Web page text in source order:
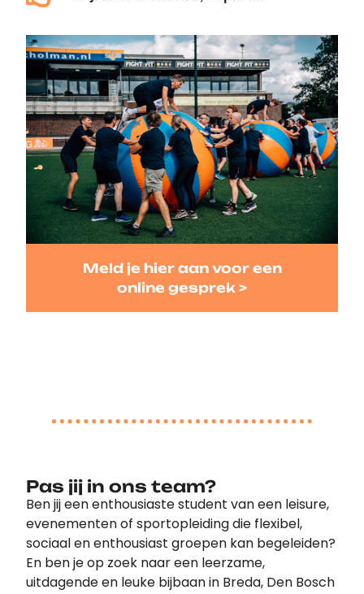
Meld je hier aan voor een
online gesprek >
Pas jij in ons team?
Ben jij een enthousiaste student van een leisure,
evenementen of sportopleiding die flexibel,
sociaal en enthousiast groepen kan begeleiden?
En ben je op zoek naar een leerzame,
uitdagende en leuke bijbaan in Breda, Den Bosch